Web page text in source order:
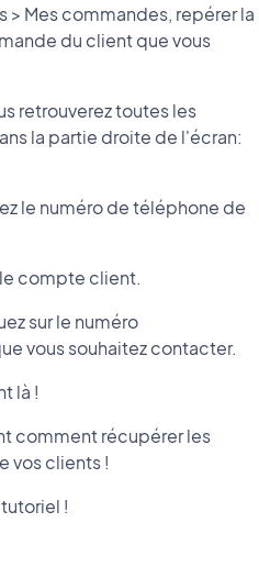
> Mes commandes, repérer la
du client que vous
retrouverez toutes les
la partie droite de l'écran:
le numéro de téléphone de
compte client.
sur le numéro
vous souhaitez contacter.
là !
comment récupérer les
vos clients !
!